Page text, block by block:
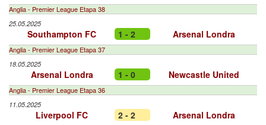
Anglia - Premier League Etapa 38
25.05.2025
Southampton FC 1 - 2 Arsenal Londra
Anglia - Premier League Etapa 37
18.05.2025
Arsenal Londra 1 - 0 Newcastle United
Anglia - Premier League Etapa 36
11.05.2025
Liverpool FC 2 - 2 Arsenal Londra